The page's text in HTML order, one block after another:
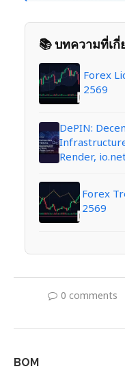
📚 บทความที่เกี่
Forex
2569
DePIN:
Render,
Forex
2569
0 comments
BOM